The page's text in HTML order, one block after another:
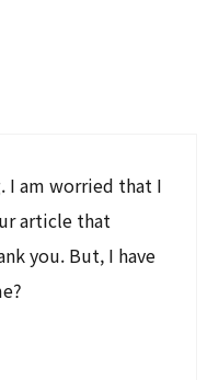
I am worried that I
article that
you. But, I have